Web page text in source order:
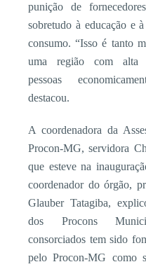
punição de
sobretudo à educação e
consumo. “Isso é tanto
uma região com alta
pessoas
destacou.
A coordenadora da
Procon-MG, servidora
que esteve na
coordenador do órgão,
Glauber Tatagiba,
dos Procons
consorciados tem sido
pelo Procon-MG como